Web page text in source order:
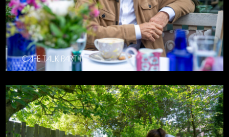
CAFE TALK PART 11